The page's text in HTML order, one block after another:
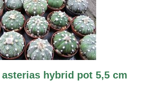
hybrid pot 5,5 cm